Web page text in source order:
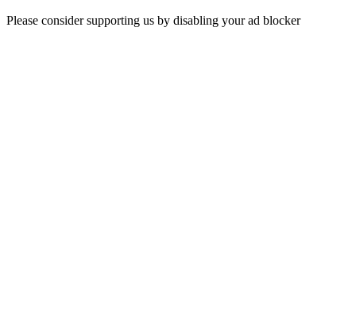
Please consider supporting us by disabling your ad blocker